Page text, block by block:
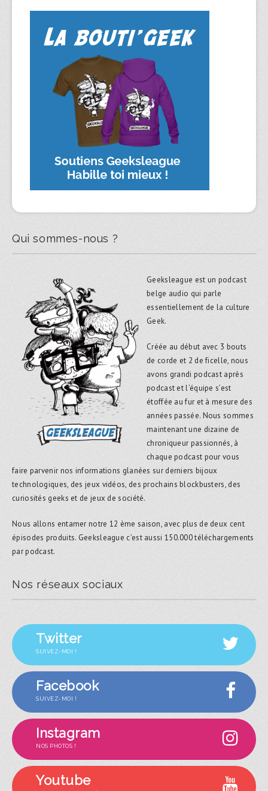
Qui sommes-nous ?
Geeksleague est un podcast
belge audio qui parle
essentiellement de la culture
Geek.
Créée au début avec 3 bouts
de corde et 2 de ficelle, nous
avons grandi podcast après
podcast et l’équipe s’est
étoffée au fur et à mesure des
années passée. Nous sommes
maintenant une dizaine de
chroniqueur passionnés, à
chaque podcast pour vous
faire parvenir nos informations glanées sur derniers bijoux
technologiques, des jeux vidéos, des prochains blockbusters, des
curiosités geeks et de jeux de société.
Nous allons entamer notre 12 ème saison, avec plus de deux cent
épisodes produits. Geeksleague c’est aussi 150.000 téléchargements
par podcast.
Nos réseaux sociaux
Twitter
SUIVEZ-MOI !
Facebook
SUIVEZ-MOI !
Instagram
NOS PHOTOS !
Youtube